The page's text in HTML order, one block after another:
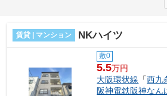
賃貸 | マンション NKハイツ
敷0
5.5万円
大阪環状線 「西九
阪神電鉄阪神なん